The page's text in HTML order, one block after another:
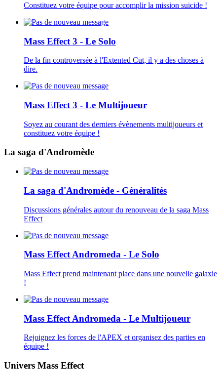
Constituez votre équipe pour accomplir la mission suicide !
Mass Effect 3 - Le Solo
De la fin controversée à l'Extented Cut, il y a des choses à
dire.
Mass Effect 3 - Le Multijoueur
Soyez au courant des derniers évènements multijoueurs et
constituez votre équipe !
La saga d'Andromède
La saga d'Andromède - Généralités
Discussions générales autour du renouveau de la saga Mass
Effect
Mass Effect Andromeda - Le Solo
Mass Effect prend maintenant place dans une nouvelle galaxie
!
Mass Effect Andromeda - Le Multijoueur
Rejoignez les forces de l'APEX et organisez des parties en
équipe !
Univers Mass Effect